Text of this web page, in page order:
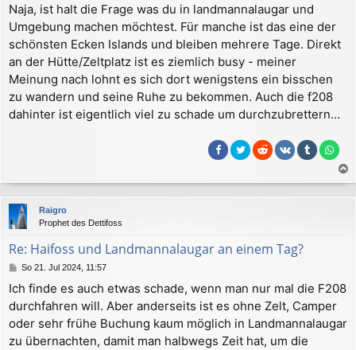
i
t
a
g
Naja, ist halt die Frage was du in landmannalaugar und
Umgebung machen möchtest. Für manche ist das eine der
schönsten Ecken Islands und bleiben mehrere Tage. Direkt
an der Hütte/Zeltplatz ist es ziemlich busy - meiner
Meinung nach lohnt es sich dort wenigstens ein bisschen
zu wandern und seine Ruhe zu bekommen. Auch die f208
dahinter ist eigentlich viel zu schade um durchzubrettern…
a
c
Raigro
Prophet des Dettifoss
Re: Haifoss und Landmannalaugar an einem Tag?
B
i
t
r
a
g
So 21. Jul 2024, 11:57
Ich finde es auch etwas schade, wenn man nur mal die F208
durchfahren will. Aber anderseits ist es ohne Zelt, Camper
oder sehr frühe Buchung kaum möglich in Landmannalaugar
zu übernachten, damit man halbwegs Zeit hat, um die